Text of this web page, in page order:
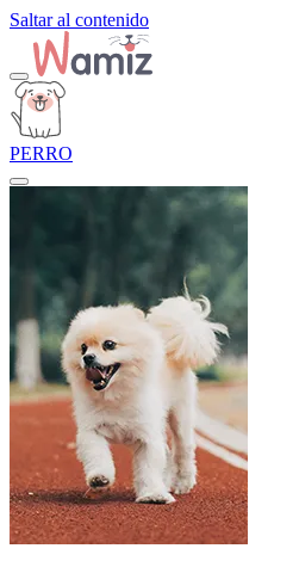
Saltar al contenido
PERRO